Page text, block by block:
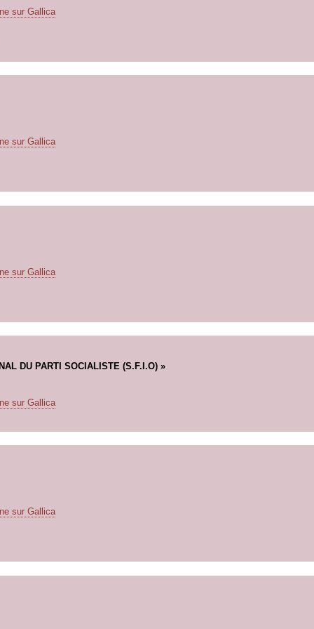
sur Gallica
sur Gallica
sur Gallica
DU PARTI SOCIALISTE (S.F.I.O) »
sur Gallica
sur Gallica